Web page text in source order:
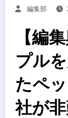
編集部
【編
プル
たペ
社が